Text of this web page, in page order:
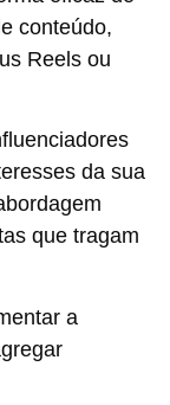
conteúdo,
Reels ou
da sua
que tragam
a